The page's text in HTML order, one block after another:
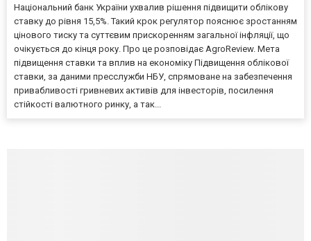
Національний банк України ухвалив рішення підвищити облікову
ставку до рівня 15,5%. Такий крок регулятор пояснює зростанням
цінового тиску та суттєвим прискоренням загальної інфляції, що
очікується до кінця року. Про це розповідає AgroReview. Мета
підвищення ставки та вплив на економіку Підвищення облікової
ставки, за даними пресслужби НБУ, спрямоване на забезпечення
привабливості гривневих активів для інвесторів, посилення
стійкості валютного ринку, а так...